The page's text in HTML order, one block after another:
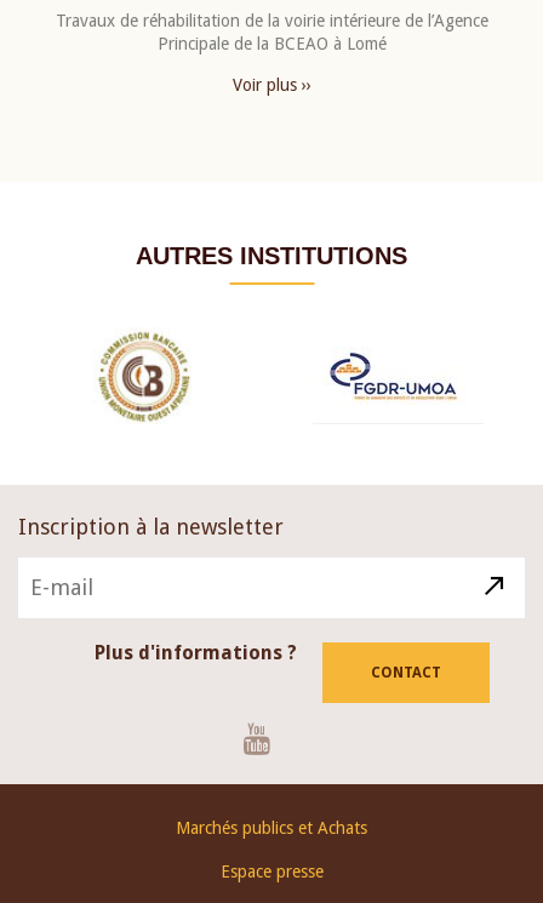
Travaux de réhabilitation de la voirie intérieure de l’Agence
Principale de la BCEAO à Lomé
Voir plus ››
AUTRES INSTITUTIONS
Inscription à la newsletter
Plus d'informations ?
CONTACT
Marchés publics et Achats
Espace presse